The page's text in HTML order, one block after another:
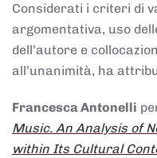
Considerati i criteri di
argomentativa, uso
dell’autore e
all’unanimità, ha
Francesca Antonelli
Music. An Analysis of
within Its Cultural